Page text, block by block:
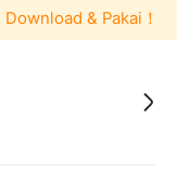
& Pakai！